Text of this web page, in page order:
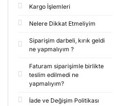
Kargo İşlemleri
Nelere Dikkat Etmeliyim
Siparişim darbeli, kırık geldi
ne yapmalıyım ?
Faturam siparişimle birlikte
teslim edilmedi ne
yapmalıyım?
İade ve Değişim Politikası